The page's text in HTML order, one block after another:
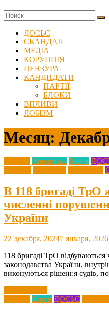
ДОСЬЄ
СКАНДАЛ
МЕДІА
КОРУПЦІЯ
ЦЕНЗУРА
КАНДИДАТИ
ПАРТІЇ
БЛОКИ
ВПЛИВИ
ЛОБІЗМ
Месяц:
Аналітика Блоги
В 118 бригаді ТрО
численні
України
22 декабря, 20247 января, 2026
118 бригаді ТрО
законодавства України,
виконуються рішення судів, по
Блоги ДОСЬЄ